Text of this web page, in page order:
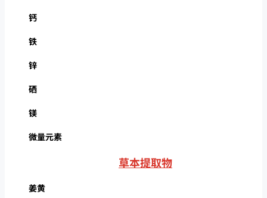
钙
铁
锌
硒
镁
微量元素
草本提取物
姜黄